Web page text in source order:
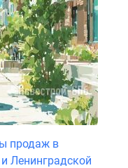
продаж в
Ленинградской